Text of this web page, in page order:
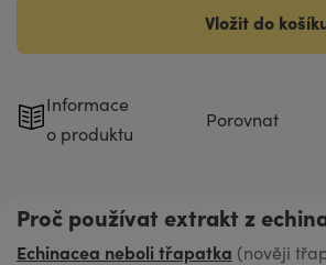
Vložit do
Informace
o produktu
Porovnat
Proč používat extrakt z
Echinacea neboli třapatka (nověji